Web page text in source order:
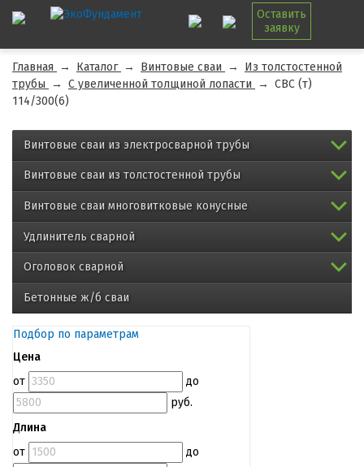
Оставить
заявку
Главная → Каталог → Винтовые сваи →
Из толстостенной
трубы → С увеличенной толщиной лопасти → СВС (т)
114/300(6)
Винтовые сваи из электросварной трубы
Винтовые сваи из толстостенной трубы
Винтовые сваи многовитковые конусные
Удлинитель сварной
Оголовок сварной
Бетонные ж/б сваи
Подбор по параметрам
Цена
от
до
руб.
Длина
от
до